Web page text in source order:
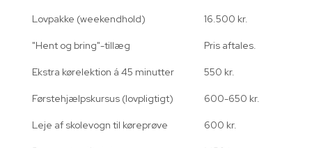
Lovpakke (weekendhold) 16.500 kr.
"Hent og bring"-tillæg Pris aftales.
Ekstra kørelektion á 45 minutter 550 kr.
Førstehjælpskursus (lovpligtigt) 600-650 kr.
Leje af skolevogn til køreprøve 600 kr.